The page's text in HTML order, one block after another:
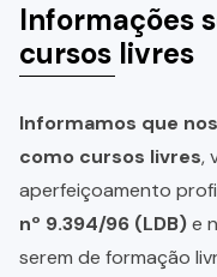
Informações
cursos livres
Informamos que
como cursos livres,
aperfeiçoamento
nº 9.394/96 (LDB)e
serem de formação